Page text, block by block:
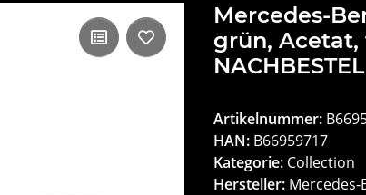
Mercedes-
grün, Acetat,
Artikelnummer:
HAN: B66959717
Kategorie: Collection
Hersteller: Mercedes-